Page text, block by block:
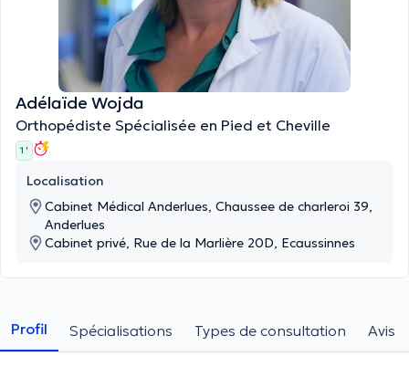
Adélaïde Wojda
Orthopédiste Spécialisée en Pied et Cheville
1 '
Localisation
Cabinet Médical Anderlues, Chaussee de charleroi 39,
Anderlues
Cabinet privé, Rue de la Marlière 20D, Ecaussinnes
Profil Spécialisations Types de consultation Avis